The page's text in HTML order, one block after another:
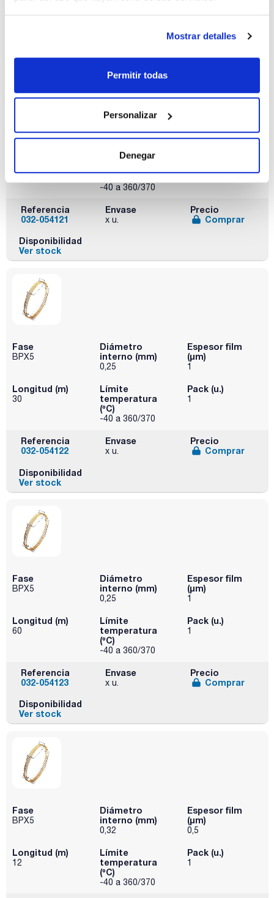
Mostrar detalles
Permitir todas
Personalizar
Denegar
Diámetro
0,25 1
Límite
(ºC)
-40 a 360/370
Referencia
032-054121
Envase
x u.
Precio
Comprar
Disponibilidad
Ver stock
Fase
BPX5
Diámetro
interno (mm)
0,25
Espesor film
(µm)
1
Longitud (m)
30
Límite
temperatura
(ºC)
-40 a 360/370
Pack (u.)
1
Referencia
032-054122
Envase
x u.
Precio
Comprar
Disponibilidad
Ver stock
Fase
BPX5
Diámetro
interno (mm)
0,25
Espesor film
(µm)
1
Longitud (m)
60
Límite
temperatura
(ºC)
-40 a 360/370
Pack (u.)
1
Referencia
032-054123
Envase
x u.
Precio
Comprar
Disponibilidad
Ver stock
Fase
BPX5
Diámetro
interno (mm)
0,32
Espesor film
(µm)
0,5
Longitud (m)
12
Límite
temperatura
(ºC)
-40 a 360/370
Pack (u.)
1